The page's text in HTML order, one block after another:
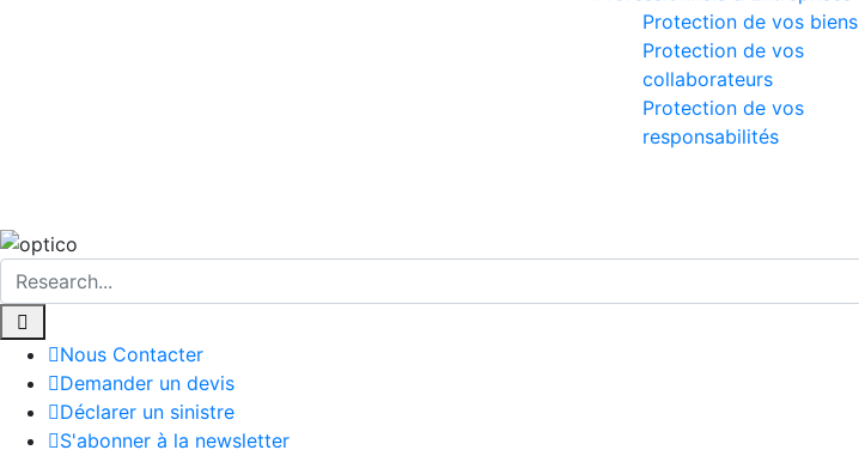
Protection de vos biens
Protection de vos
collaborateurs
Protection de vos
responsabilités
Nous Contacter
Demander un devis
Déclarer un sinistre
S'abonner à la newsletter